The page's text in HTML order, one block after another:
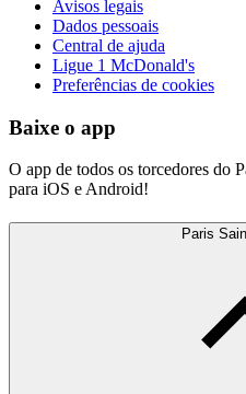
Avisos legais
Dados pessoais
Central de ajuda
Ligue 1 McDonald's
Preferências de cookies
Baixe o app
O app de todos os torcedores do
para iOS e Android!
Paris